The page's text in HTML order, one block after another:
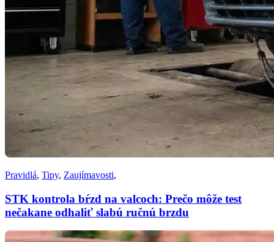
Pravidlá, Tipy, Zaujímavosti,
STK kontrola bŕzd na valcoch: Prečo môže test
nečakane odhaliť slabú ručnú brzdu